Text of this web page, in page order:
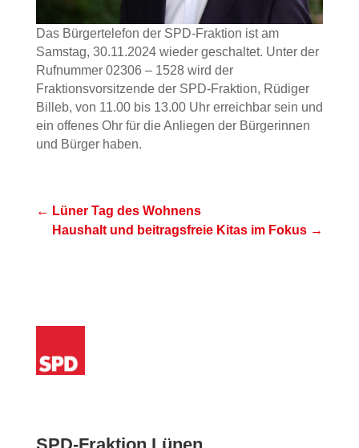
Das Bürgertelefon der SPD-Fraktion ist am
Samstag, 30.11.2024 wieder geschaltet. Unter der
Rufnummer 02306 – 1528 wird der
Fraktionsvorsitzende der SPD-Fraktion, Rüdiger
Billeb, von 11.00 bis 13.00 Uhr erreichbar sein und
ein offenes Ohr für die Anliegen der Bürgerinnen
und Bürger haben.
← Lüner Tag des Wohnens
Haushalt und beitragsfreie Kitas im Fokus →